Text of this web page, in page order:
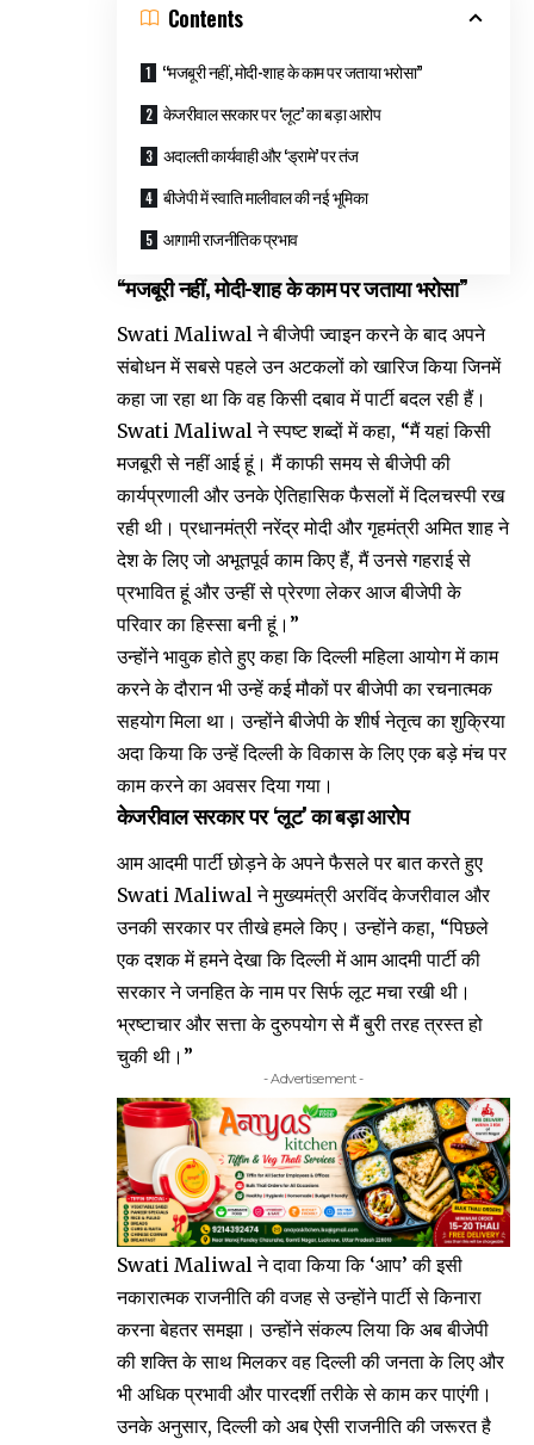
Contents
“मजबूरी नहीं, मोदी-शाह के काम पर जताया भरोसा”
केजरीवाल सरकार पर ‘लूट’ का बड़ा आरोप
अदालती कार्यवाही और ‘ड्रामे’ पर तंज
बीजेपी में स्वाति मालीवाल की नई भूमिका
आगामी राजनीतिक प्रभाव
“मजबूरी नहीं, मोदी-शाह के काम पर जताया भरोसा”
Swati Maliwal ने बीजेपी ज्वाइन करने के बाद अपने
संबोधन में सबसे पहले उन अटकलों को खारिज किया जिनमें
कहा जा रहा था कि वह किसी दबाव में पार्टी बदल रही हैं।
Swati Maliwal ने स्पष्ट शब्दों में कहा, “मैं यहां किसी
मजबूरी से नहीं आई हूं। मैं काफी समय से बीजेपी की
कार्यप्रणाली और उनके ऐतिहासिक फैसलों में दिलचस्पी रख
रही थी। प्रधानमंत्री नरेंद्र मोदी और गृहमंत्री अमित शाह ने
देश के लिए जो अभूतपूर्व काम किए हैं, मैं उनसे गहराई से
प्रभावित हूं और उन्हीं से प्रेरणा लेकर आज बीजेपी के
परिवार का हिस्सा बनी हूं।”
उन्होंने भावुक होते हुए कहा कि दिल्ली महिला आयोग में काम
करने के दौरान भी उन्हें कई मौकों पर बीजेपी का रचनात्मक
सहयोग मिला था। उन्होंने बीजेपी के शीर्ष नेतृत्व का शुक्रिया
अदा किया कि उन्हें दिल्ली के विकास के लिए एक बड़े मंच पर
काम करने का अवसर दिया गया।
केजरीवाल सरकार पर ‘लूट’ का बड़ा आरोप
आम आदमी पार्टी छोड़ने के अपने फैसले पर बात करते हुए
Swati Maliwal ने मुख्यमंत्री अरविंद केजरीवाल और
उनकी सरकार पर तीखे हमले किए। उन्होंने कहा, “पिछले
एक दशक में हमने देखा कि दिल्ली में आम आदमी पार्टी की
सरकार ने जनहित के नाम पर सिर्फ लूट मचा रखी थी।
भ्रष्टाचार और सत्ता के दुरुपयोग से मैं बुरी तरह त्रस्त हो
चुकी थी।”
- Advertisement -
Swati Maliwal ने दावा किया कि ‘आप’ की इसी
नकारात्मक राजनीति की वजह से उन्होंने पार्टी से किनारा
करना बेहतर समझा। उन्होंने संकल्प लिया कि अब बीजेपी
की शक्ति के साथ मिलकर वह दिल्ली की जनता के लिए और
भी अधिक प्रभावी और पारदर्शी तरीके से काम कर पाएंगी।
उनके अनुसार, दिल्ली को अब ऐसी राजनीति की जरूरत है